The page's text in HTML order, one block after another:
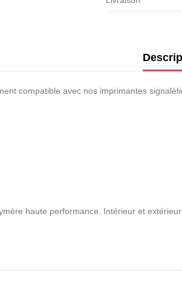
compatible avec nos imprimantes
haute performance. Intérieur et extérieur.